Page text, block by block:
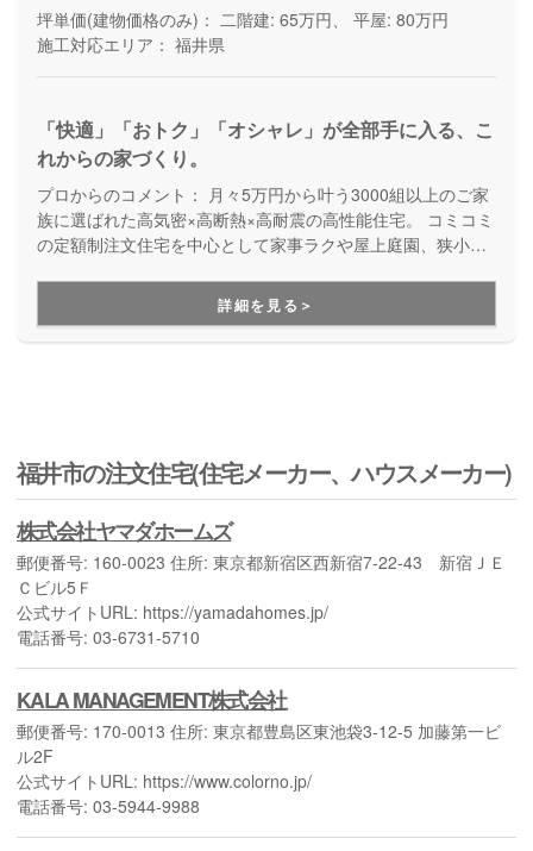
坪単価(建物価格のみ)： 二階建: 65万円、 平屋: 80万円
施工対応エリア： 福井県
「快適」「おトク」「オシャレ」が全部手に入る、こ
れからの家づくり。
プロからのコメント：
月々5万円から叶う3000組以上のご家
族に選ばれた高気密×高断熱×高耐震の高性能住宅。 コミコミ
の定額制注文住宅を中心として家事ラクや屋上庭園、狭小住
詳細を見る＞
福井市の注文住宅(住宅メーカー、ハウスメーカー)
株式会社ヤマダホームズ
郵便番号: 160-0023 住所: 東京都新宿区西新宿7-22-43 新宿ＪＥ
Ｃビル5Ｆ
公式サイトURL: https://yamadahomes.jp/
電話番号: 03-6731-5710
KALA MANAGEMENT株式会社
郵便番号: 170-0013 住所: 東京都豊島区東池袋3-12-5 加藤第一ビ
ル2F
公式サイトURL: https://www.colorno.jp/
電話番号: 03-5944-9988